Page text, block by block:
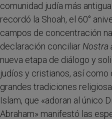
comunidad judía más
recordó la Shoah, el 60°
campos de concentración
declaración conciliar Nostra
nueva etapa de diálogo y
judíos y cristianos, así
grandes tradiciones
Islam, que «adoran al único
Abraham» manifestó las